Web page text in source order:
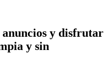
anuncios y disfrutar
y sin